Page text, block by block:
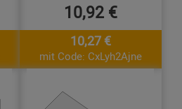
10,92 €
10,27 €
mit Code: CxLyh2Ajne